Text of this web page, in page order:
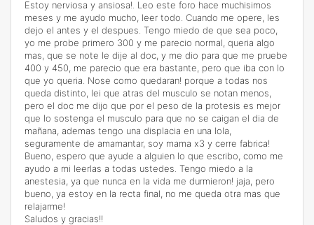
Estoy nerviosa y ansiosa!. Leo este foro hace muchisimos
meses y me ayudo mucho, leer todo. Cuando me opere, les
dejo el antes y el despues. Tengo miedo de que sea poco,
yo me probe primero 300 y me parecio normal, queria algo
mas, que se note le dije al doc, y me dio para que me pruebe
400 y 450, me parecio que era bastante, pero que iba con lo
que yo queria. Nose como quedaran! porque a todas nos
queda distinto, lei que atras del musculo se notan menos,
pero el doc me dijo que por el peso de la protesis es mejor
que lo sostenga el musculo para que no se caigan el dia de
mañana, ademas tengo una displacia en una lola,
seguramente de amamantar, soy mama x3 y cerre fabrica!
Bueno, espero que ayude a alguien lo que escribo, como me
ayudo a mi leerlas a todas ustedes. Tengo miedo a la
anestesia, ya que nunca en la vida me durmieron! jaja, pero
bueno, ya estoy en la recta final, no me queda otra mas que
relajarme!
Saludos y gracias!!